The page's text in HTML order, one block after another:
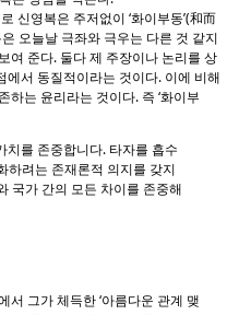
신영복은 주저없이 ‘화이부동’(和而
오늘날 극좌와 극우는 다른 것 같지
여 준다. 둘다 제 주장이나 논리를 상
에서 동질적이라는 것이다. 이에 비해
하는 윤리라는 것이다. 즉 ‘화이부
치를 존중합니다. 타자를 흡수
하려는 존재론적 의지를 갖지
국가 간의 모든 차이를 존중해
서 그가 체득한 ‘아름다운 관계 맺